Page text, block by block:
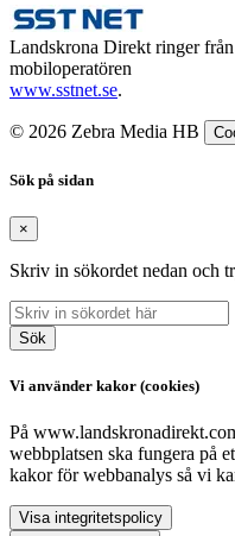
Landskrona Direkt ringer
mobiloperatören
www.sstnet.se.
© 2026 Zebra Media HB
Sök på sidan
×
Skriv in sökordet nedan och
Sök
Vi använder kakor (cookies)
På
webbplatsen ska fungera på
kakor för webbanalys så vi
Visa integritetspolicy